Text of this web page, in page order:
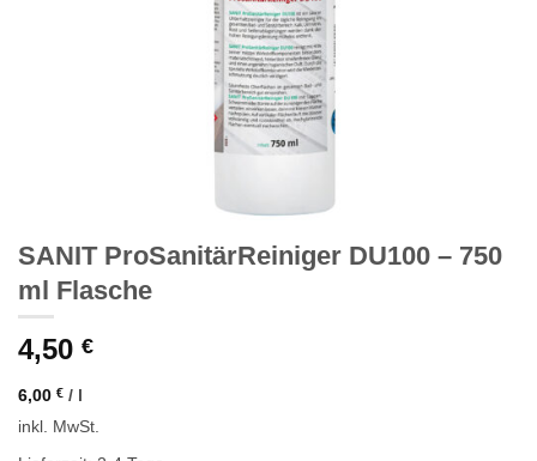
SANIT ProSanitärReiniger DU100 – 750
ml Flasche
4,50 €
6,00 € / l
inkl. MwSt.